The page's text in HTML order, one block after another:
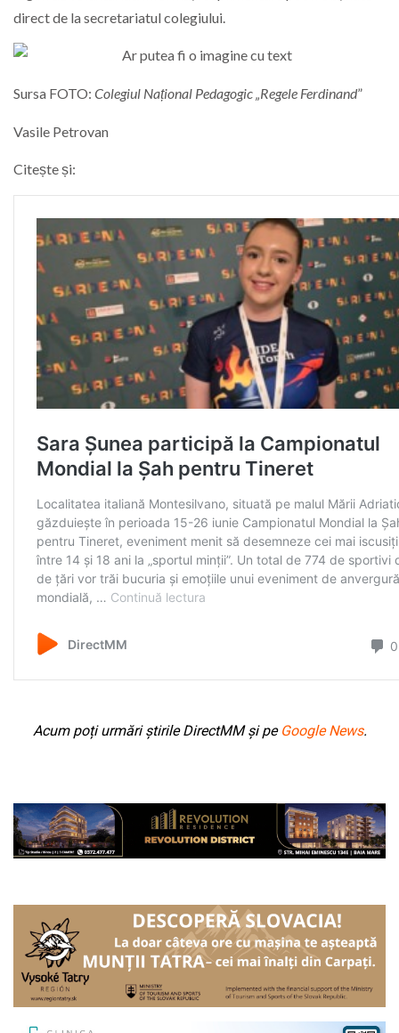
direct de la secretariatul colegiului.
Sursa FOTO: Colegiul Național Pedagogic „Regele Ferdinand”
Vasile Petrovan
Citește și:
Acum poți urmări știrile DirectMM și pe Google News.